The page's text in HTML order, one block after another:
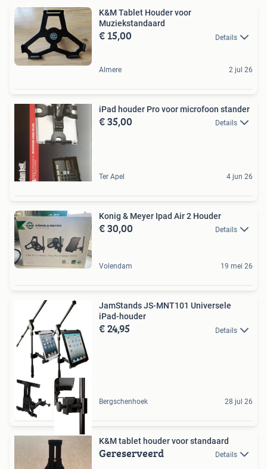
K&M Tablet Houder voor
Muziekstandaard
€ 15,00 Details
Almere 2 jul 26
iPad houder Pro voor microfoon stander
€ 35,00 Details
Ter Apel 4 jun 26
Konig & Meyer Ipad Air 2 Houder
€ 30,00 Details
Volendam 19 mei 26
JamStands JS-MNT101 Universele
iPad-houder
€ 24,95 Details
Bergschenhoek 28 jul 26
K&M tablet houder voor standaard
Gereserveerd Details